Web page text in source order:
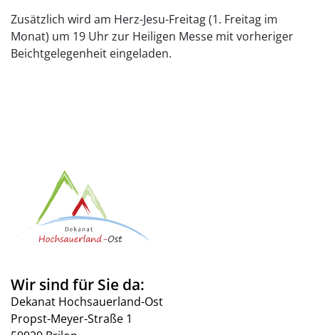
Zusätzlich wird am Herz-Jesu-Freitag (1. Freitag im
Monat) um 19 Uhr zur Heiligen Messe mit vorheriger
Beichtgelegenheit eingeladen.
Wir sind für Sie da:
Dekanat Hochsauerland-Ost
Propst-Meyer-Straße 1